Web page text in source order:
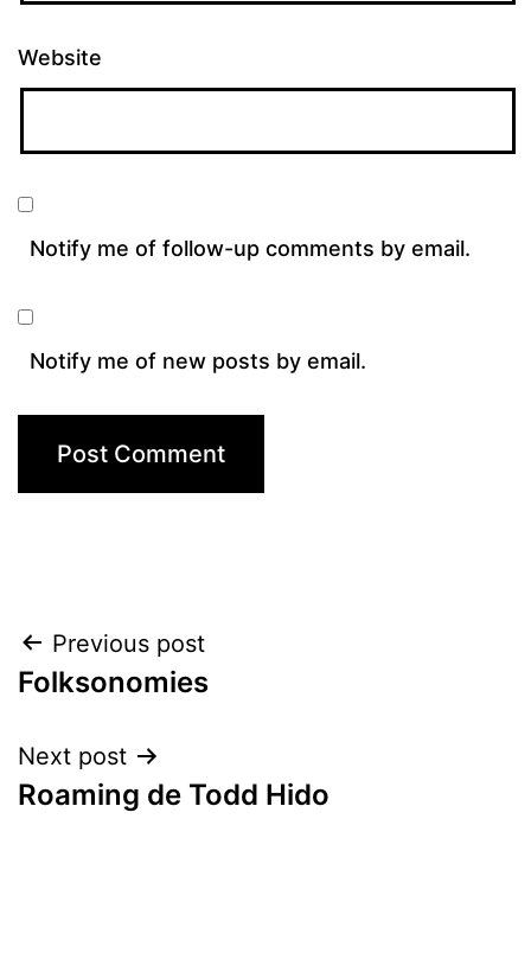
Website
Notify me of follow-up comments by email.
Notify me of new posts by email.
Post
navigation
Previous post
Folksonomies
Next post
Roaming de Todd Hido